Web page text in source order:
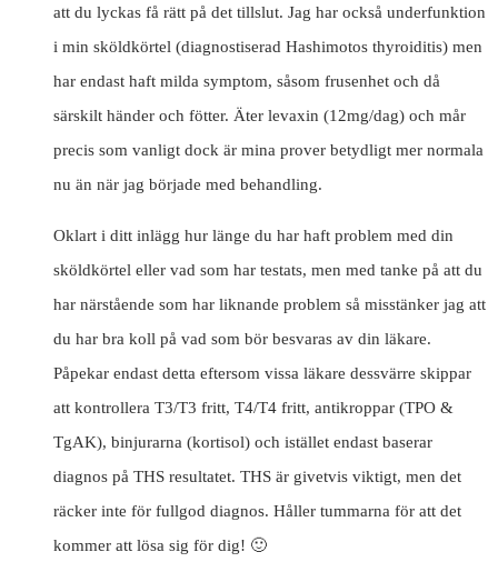
att du lyckas få rätt på det tillslut. Jag har också underfunktion
i min sköldkörtel (diagnostiserad Hashimotos thyroiditis) men
har endast haft milda symptom, såsom frusenhet och då
särskilt händer och fötter. Äter levaxin (12mg/dag) och mår
precis som vanligt dock är mina prover betydligt mer normala
nu än när jag började med behandling.
Oklart i ditt inlägg hur länge du har haft problem med din
sköldkörtel eller vad som har testats, men med tanke på att du
har närstående som har liknande problem så misstänker jag att
du har bra koll på vad som bör besvaras av din läkare.
Påpekar endast detta eftersom vissa läkare dessvärre skippar
att kontrollera T3/T3 fritt, T4/T4 fritt, antikroppar (TPO &
TgAK), binjurarna (kortisol) och istället endast baserar
diagnos på THS resultatet. THS är givetvis viktigt, men det
räcker inte för fullgod diagnos. Håller tummarna för att det
kommer att lösa sig för dig! 🙂